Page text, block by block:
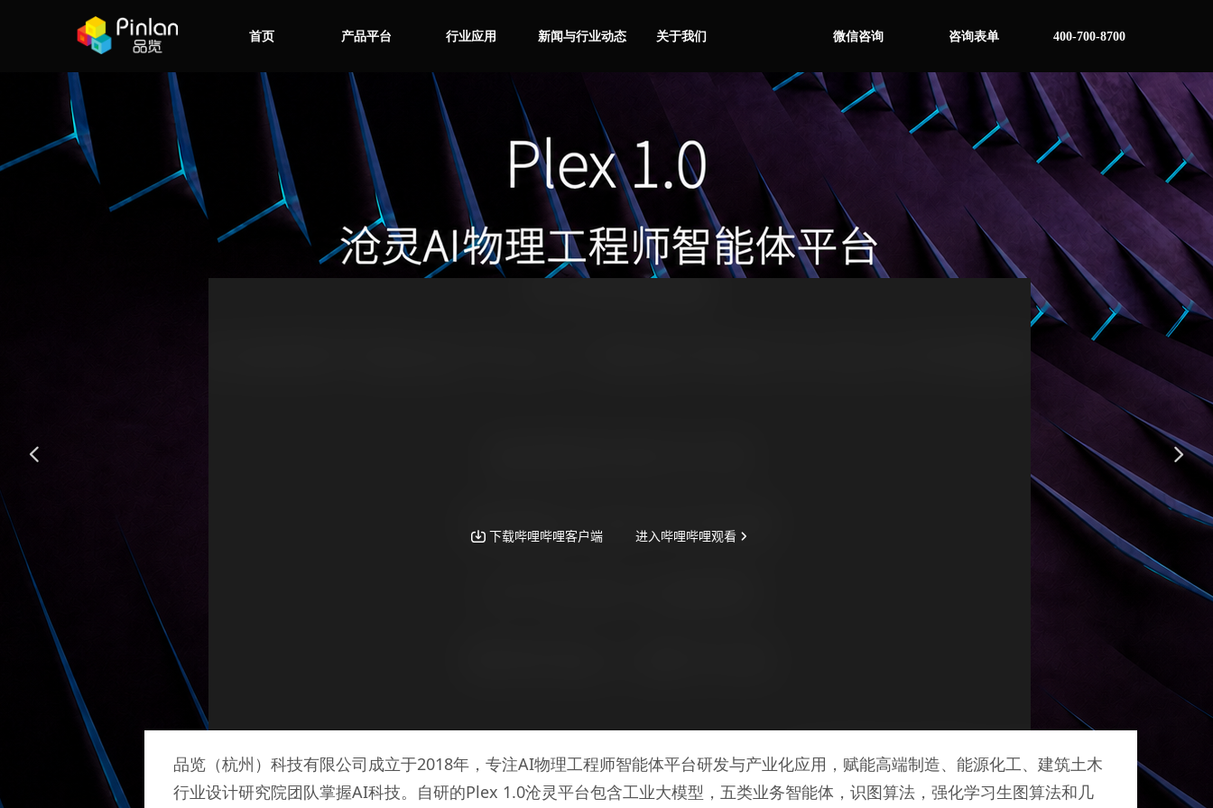
首页 产品平台 行业应用 新闻与行业动态 关于我们 微信咨询 咨询表单 400-700-8700
넳 넲
品览（杭州）科技有限公司成立于2018年，专注AI物理工程师智能体平台研发与产业化应用，赋能高端制造、能源化工、建筑土木
行业设计研究院团队掌握AI科技。自研的Plex 1.0沧灵平台包含工业大模型，五类业务智能体，识图算法，强化学习生图算法和几